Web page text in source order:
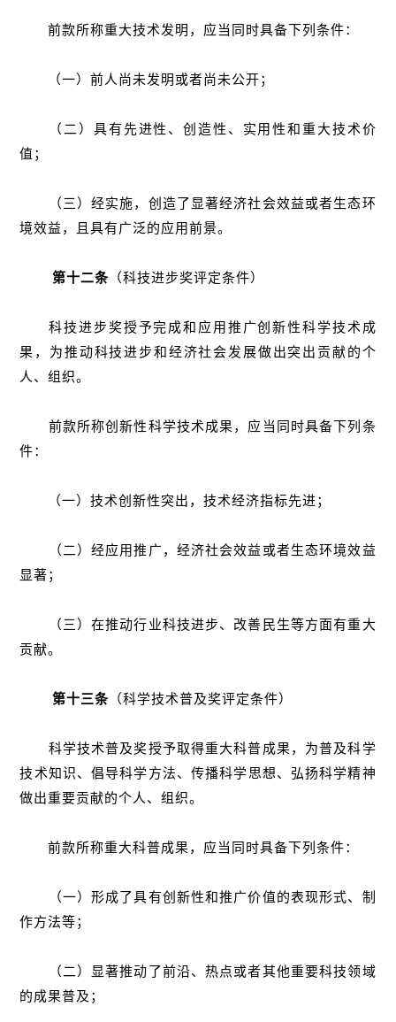
前款所称重大技术发明，应当同时具备下列条件：
（一）前人尚未发明或者尚未公开；
（二）具有先进性、创造性、实用性和重大技术价
值；
（三）经实施，创造了显著经济社会效益或者生态环
境效益，且具有广泛的应用前景。
第十二条 （科技进步奖评定条件）
科技进步奖授予完成和应用推广创新性科学技术成
果，为推动科技进步和经济社会发展做出突出贡献的个
人、组织。
前款所称创新性科学技术成果，应当同时具备下列条
件：
（一）技术创新性突出，技术经济指标先进；
（二）经应用推广，经济社会效益或者生态环境效益
显著；
（三）在推动行业科技进步、改善民生等方面有重大
贡献。
第十三条 （科学技术普及奖评定条件）
科学技术普及奖授予取得重大科普成果，为普及科学
技术知识、倡导科学方法、传播科学思想、弘扬科学精神
做出重要贡献的个人、组织。
前款所称重大科普成果，应当同时具备下列条件：
（一）形成了具有创新性和推广价值的表现形式、制
作方法等；
（二）显著推动了前沿、热点或者其他重要科技领域
的成果普及；